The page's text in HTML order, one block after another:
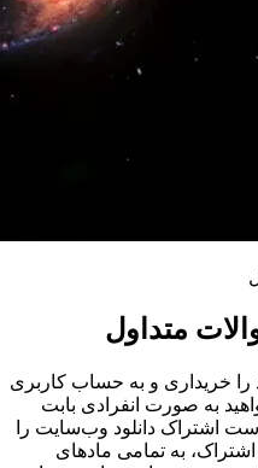
متداول
را خریداری و به حساب کاربری
به صورت انفرادی بابت
اشتراک دانلود وب‌سایت را
به تمامی مادهای